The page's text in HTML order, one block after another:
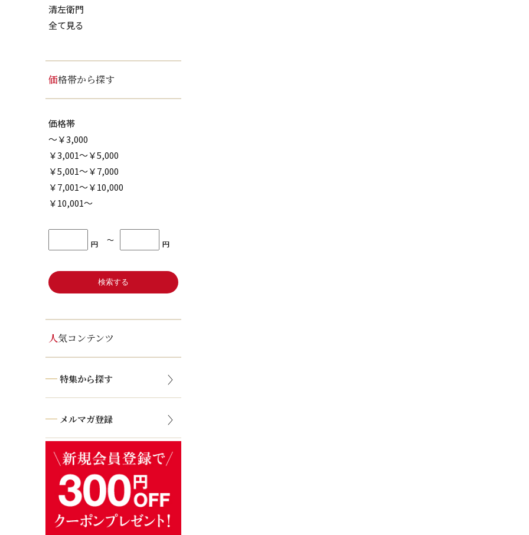
清左衛門
全て見る
価格帯から探す
価格帯
～￥3,000
￥3,001～￥5,000
￥5,001～￥7,000
￥7,001～￥10,000
￥10,001～
円 〜 円
人気コンテンツ
特集から探す
メルマガ登録